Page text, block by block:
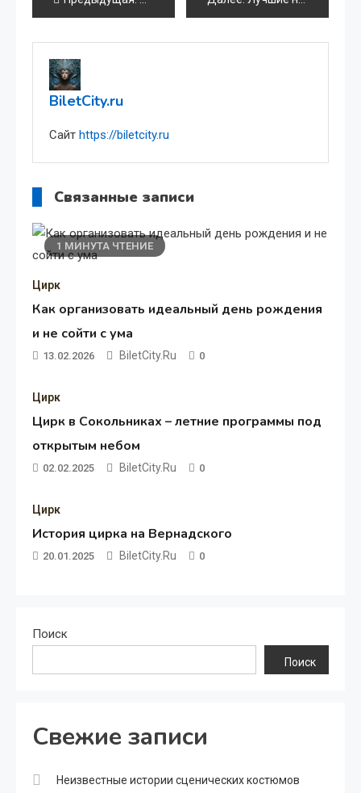
по
записям
BiletCity.ru
Сайт https://biletcity.ru
Связанные записи
1 МИНУТА ЧТЕНИЕ
Цирк
Как организовать идеальный день рождения
и не сойти с ума
13.02.2026 BiletCity.ru 0
Цирк
Цирк в Сокольниках – летние программы под
открытым небом
02.02.2025 BiletCity.ru 0
Цирк
История цирка на Вернадского
20.01.2025 BiletCity.ru 0
Поиск
Поиск
Свежие записи
Неизвестные истории сценических костюмов